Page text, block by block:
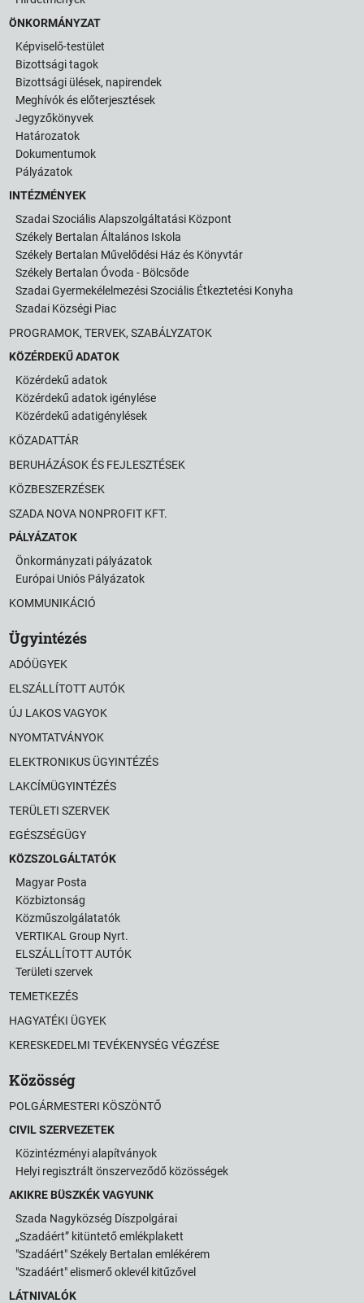
ÖNKORMÁNYZAT
Képviselő-testület
Bizottsági tagok
Bizottsági ülések, napirendek
Meghívók és előterjesztések
Jegyzőkönyvek
Határozatok
Dokumentumok
Pályázatok
INTÉZMÉNYEK
Szadai Szociális Alapszolgáltatási Központ
Székely Bertalan Általános Iskola
Székely Bertalan Művelődési Ház és Könyvtár
Székely Bertalan Óvoda - Bölcsőde
Szadai Gyermekélelmezési Szociális Étkeztetési Konyha
Szadai Községi Piac
PROGRAMOK, TERVEK, SZABÁLYZATOK
KÖZÉRDEKŰ ADATOK
Közérdekű adatok
Közérdekű adatok igénylése
Közérdekű adatigénylések
KÖZADATTÁR
BERUHÁZÁSOK ÉS FEJLESZTÉSEK
KÖZBESZERZÉSEK
SZADA NOVA NONPROFIT KFT.
PÁLYÁZATOK
Önkormányzati pályázatok
Európai Uniós Pályázatok
KOMMUNIKÁCIÓ
Ügyintézés
ADÓÜGYEK
ELSZÁLLÍTOTT AUTÓK
ÚJ LAKOS VAGYOK
NYOMTATVÁNYOK
ELEKTRONIKUS ÜGYINTÉZÉS
LAKCÍMÜGYINTÉZÉS
TERÜLETI SZERVEK
EGÉSZSÉGÜGY
KÖZSZOLGÁLTATÓK
Magyar Posta
Közbiztonság
Közműszolgálatatók
VERTIKAL Group Nyrt.
ELSZÁLLÍTOTT AUTÓK
Területi szervek
TEMETKEZÉS
HAGYATÉKI ÜGYEK
KERESKEDELMI TEVÉKENYSÉG VÉGZÉSE
Közösség
POLGÁRMESTERI KÖSZÖNTŐ
CIVIL SZERVEZETEK
Közintézményi alapítványok
Helyi regisztrált önszerveződő közösségek
AKIKRE BÜSZKÉK VAGYUNK
Szada Nagyközség Díszpolgárai
„Szadáért” kitüntető emlékplakett
"Szadáért" Székely Bertalan emlékérem
"Szadáért" elismerő oklevél kitűzővel
LÁTNIVALÓK